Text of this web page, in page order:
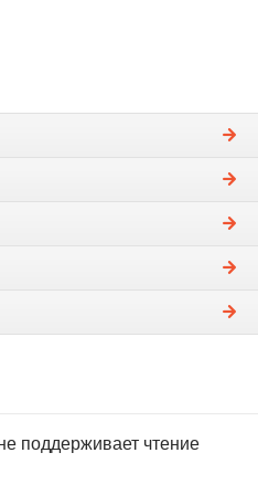
поддерживает чтение